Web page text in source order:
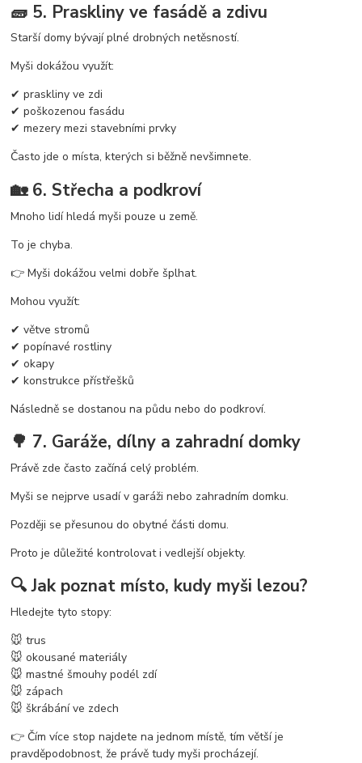
🧱 5. Praskliny ve fasádě a zdivu
Starší domy bývají plné drobných netěsností.
Myši dokážou využít:
✔ praskliny ve zdi
✔ poškozenou fasádu
✔ mezery mezi stavebními prvky
Často jde o místa, kterých si běžně nevšimnete.
🏡 6. Střecha a podkroví
Mnoho lidí hledá myši pouze u země.
To je chyba.
👉 Myši dokážou velmi dobře šplhat.
Mohou využít:
✔ větve stromů
✔ popínavé rostliny
✔ okapy
✔ konstrukce přístřešků
Následně se dostanou na půdu nebo do podkroví.
🌳 7. Garáže, dílny a zahradní domky
Právě zde často začíná celý problém.
Myši se nejprve usadí v garáži nebo zahradním domku.
Později se přesunou do obytné části domu.
Proto je důležité kontrolovat i vedlejší objekty.
🔍 Jak poznat místo, kudy myši lezou?
Hledejte tyto stopy:
🐭 trus
🐭 okousané materiály
🐭 mastné šmouhy podél zdí
🐭 zápach
🐭 škrábání ve zdech
👉 Čím více stop najdete na jednom místě, tím větší je
pravděpodobnost, že právě tudy myši procházejí.